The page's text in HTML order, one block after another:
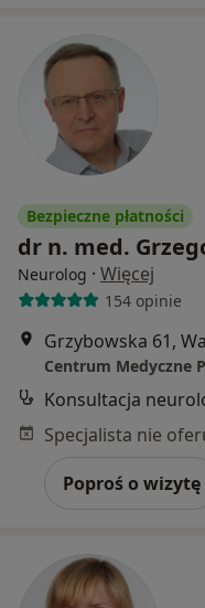
Bezpieczne płatności
dr n. med.
Neurolog · Więcej
154 opinie
Grzybowska 61,
Centrum Medyczne
Konsultacja
Poproś o wizytę